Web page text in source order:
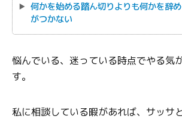
何かを始める踏ん切りよりも何かを辞
がつかない
悩んでいる、迷っている時点でやる気
す。
私に相談している暇があれば、サッサ